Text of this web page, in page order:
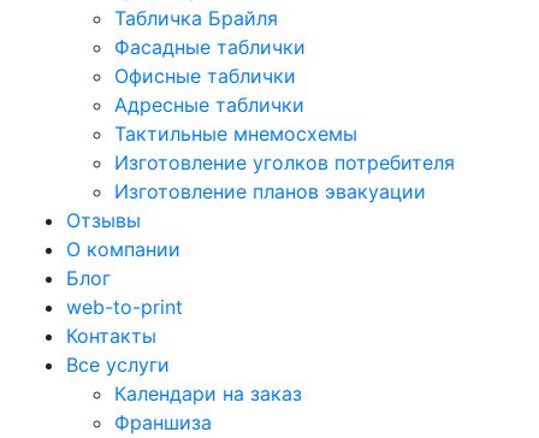
Табличка Брайля
Фасадные таблички
Офисные таблички
Адресные таблички
Тактильные мнемосхемы
Изготовление уголков потребителя
Изготовление планов эвакуации
Отзывы
О компании
Блог
web-to-print
Контакты
Все услуги
Календари на заказ
Франшиза